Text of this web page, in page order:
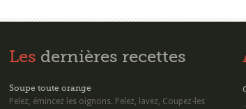
Les dernières recettes
Soupe toute orange
Pelez, émincez les oignons. Pelez, lavez, Coupez-les